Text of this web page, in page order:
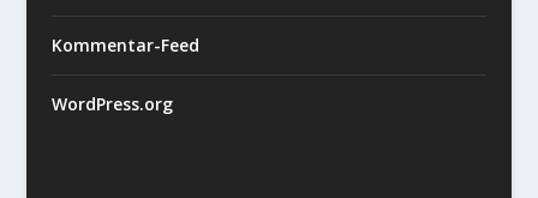
Kommentar-Feed
WordPress.org